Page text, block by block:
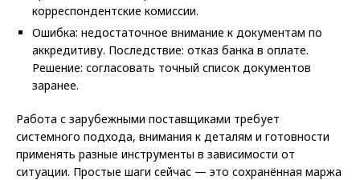
корреспондентские комиссии.
Ошибка: недостаточное внимание к документам по
аккредитиву. Последствие: отказ банка в оплате.
Решение: согласовать точный список документов
заранее.
Работа с зарубежными поставщиками требует
системного подхода, внимания к деталям и готовности
применять разные инструменты в зависимости от
ситуации. Простые шаги сейчас — это сохранённая маржа